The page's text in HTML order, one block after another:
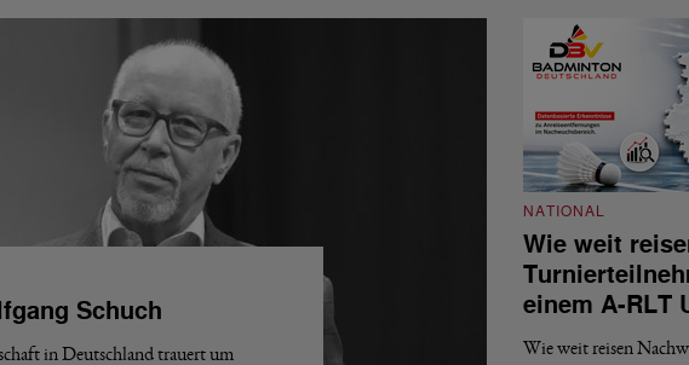
Schuch
in Deutschland trauert um
NATIONAL
Wie weit
einem A-RLT
Wie weit reisen